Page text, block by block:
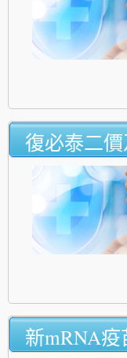
復必泰二
新mRNA